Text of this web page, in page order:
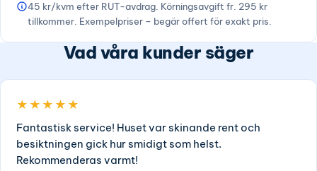
45 kr/kvm efter RUT-avdrag. Körningsavgift fr. 295 kr
tillkommer. Exempelpriser – begär offert för exakt pris.
Vad våra kunder säger
★★★★★
Fantastisk service! Huset var skinande rent och
besiktningen gick hur smidigt som helst.
Rekommenderas varmt!